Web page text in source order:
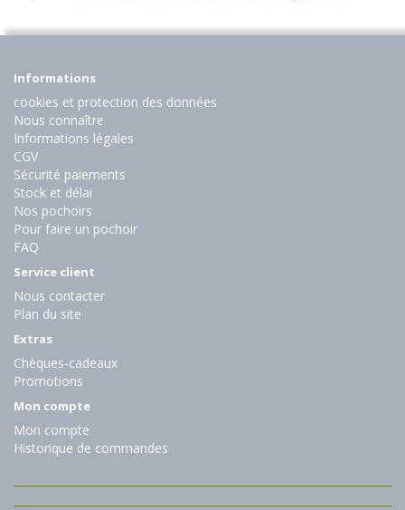
Informations
cookies et protection des données
Nous connaître
Informations légales
CGV
Sécurité paiements
Stock et délai
Nos pochoirs
Pour faire un pochoir
FAQ
Service client
Nous contacter
Plan du site
Extras
Chèques-cadeaux
Promotions
Mon compte
Mon compte
Historique de commandes